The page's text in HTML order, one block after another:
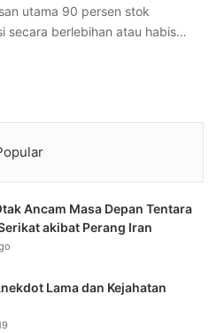
utama 90 persen stok
secara berlebihan atau habis…
Ancam Masa Depan Tentara
akibat Perang Iran
Lama dan Kejahatan